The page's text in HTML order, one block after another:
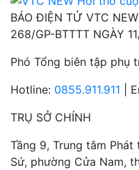
BÁO ĐIỆN TỬ VTC
268/GP-BTTTT NGÀY
Phó Tổng biên tập phụ
Hotline: 0855.911.911 |
TRỤ SỞ CHÍNH
Tầng 9, Trung tâm Phát
Sứ, phường Cửa Nam,